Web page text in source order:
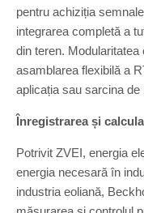
pentru achiziția
integrarea completă a
din teren.
asamblarea flexibilă a
aplicația sau sarcina
Înregistrarea și
Potrivit ZVEI, energia
energia necesară în
industria eoliană,